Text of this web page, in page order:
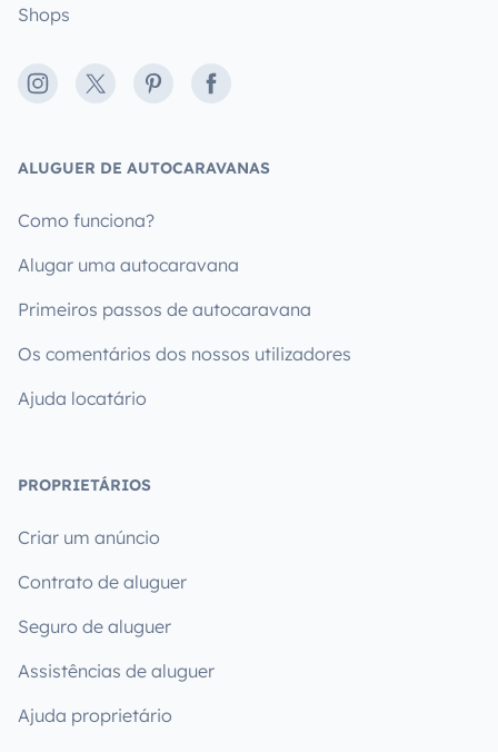
Shops
Instagram
X PinterestFacebook
ALUGUER DE AUTOCARAVANAS
Como funciona?
Alugar uma autocaravana
Primeiros passos de autocaravana
Os comentários dos nossos utilizadores
Ajuda locatário
PROPRIETÁRIOS
Criar um anúncio
Contrato de aluguer
Seguro de aluguer
Assistências de aluguer
Ajuda proprietário